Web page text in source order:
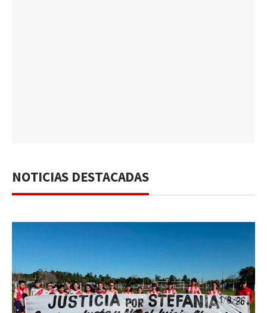
NOTICIAS DESTACADAS